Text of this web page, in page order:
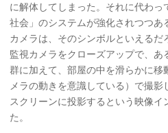
に解体してしまった。それに代わっ
社会」のシステムが強化されつつあ
カメラは、そのシンボルといえるだ
監視カメラをクローズアップで、
群に加えて、部屋の中を滑らかに移
メラの動きを意識している）で撮
スクリーンに投影するという映像
た。